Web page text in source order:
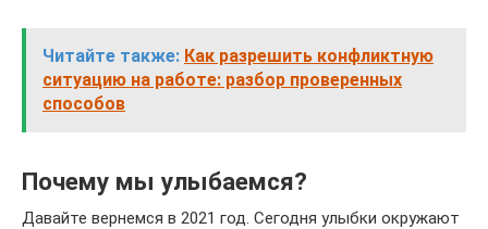
Читайте также: Как разрешить конфликтную
ситуацию на работе: разбор проверенных
способов
Почему мы улыбаемся?
Давайте вернемся в 2021 год. Сегодня улыбки окружают